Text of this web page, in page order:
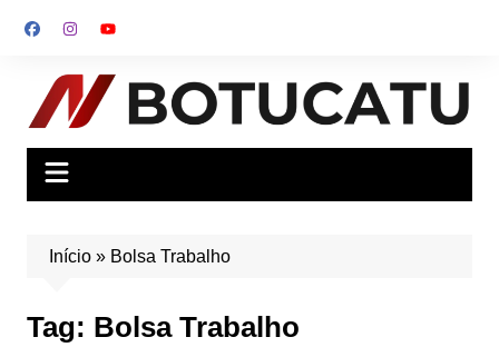
para
conteúdo
Início» Bolsa Trabalho
Tag: Bolsa Trabalho